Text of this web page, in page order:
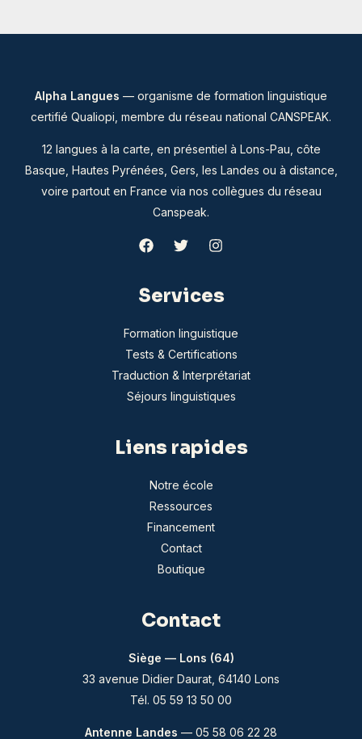
choisies
page
du
Alpha Langues — organisme de formation linguistique
certifié Qualiopi, membre du réseau national CANSPEAK.
12 langues à la carte, en présentiel à Lons-Pau, côte
Basque, Hautes Pyrénées, Gers, les Landes ou à distance,
voire partout en France via nos collègues du réseau
Canspeak.
Services
Formation linguistique
Tests & Certifications
Traduction & Interprétariat
Séjours linguistiques
Liens rapides
Notre école
Ressources
Financement
Contact
Boutique
Contact
Siège — Lons (64)
33 avenue Didier Daurat, 64140 Lons
Tél. 05 59 13 50 00
Antenne Landes — 05 58 06 22 28